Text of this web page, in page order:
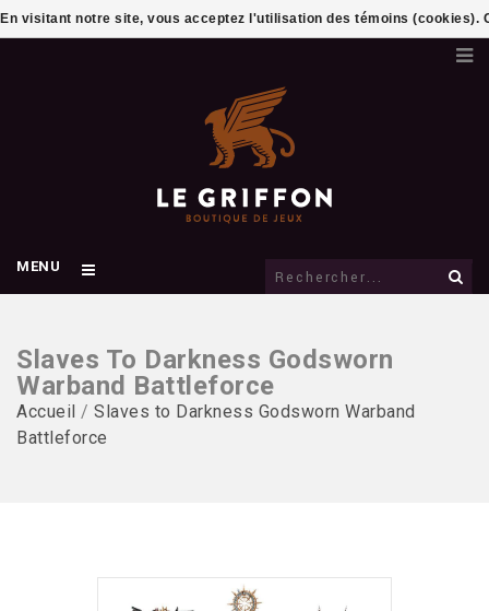
MENU
Slaves To Darkness Godsworn
Warband Battleforce
Accueil / Slaves to Darkness Godsworn Warband
Battleforce
En visitant notre site, vous acceptez l'utilisation des témoins